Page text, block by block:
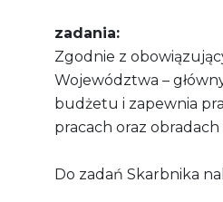
zadania:
Zgodnie z
Województwa –
budżetu i zapewnia
pracach oraz
Do zadań Skarbnika